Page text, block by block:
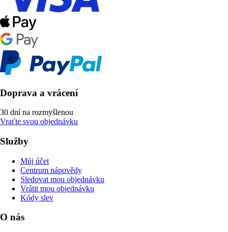
Doprava a vrácení
30 dní na rozmyšlenou
Vraťte svou objednávku
Služby
Můj účet
Centrum nápovědy
Sledovat mou objednávku
Vrátit mou objednávku
Kódy slev
O nás